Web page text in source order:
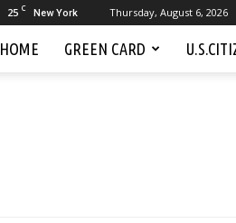
25 C New York Thursday, August 6, 2026
HOME GREEN CARD